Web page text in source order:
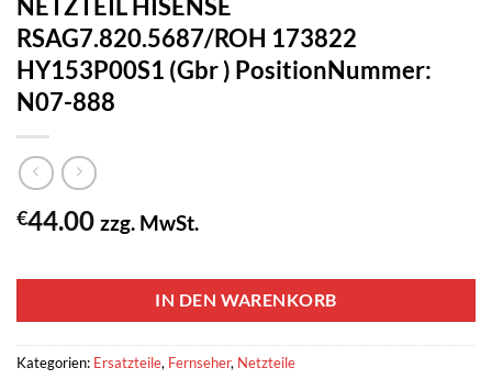
RSAG7.820.5687/ROH 173822
HY153P00S1 (Gbr ) PositionNummer:
N07-888
€44.00 zzg. MwSt.
IN DEN WARENKORB
Kategorien: Ersatzteile, Fernseher, Netzteile